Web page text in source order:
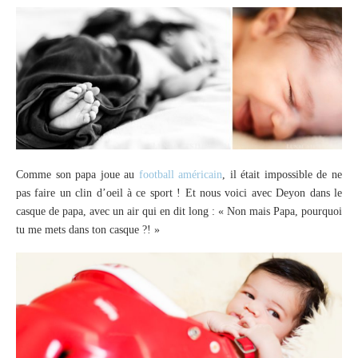
Comme son papa joue au football américain, il était impossible de ne
pas faire un clin d’oeil à ce sport ! Et nous voici avec Deyon dans le
casque de papa, avec un air qui en dit long : « Non mais Papa, pourquoi
tu me mets dans ton casque ?! »